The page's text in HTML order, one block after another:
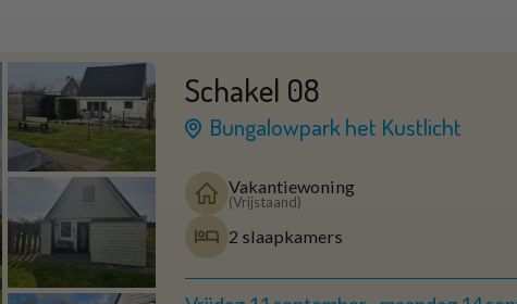
Schakel 08
Bungalowpark het Kustlicht
Vakantiewoning
(Vrijstaand)
2 slaapkamers